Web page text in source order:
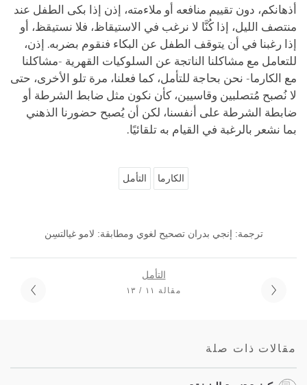
أذهانكم، دون تقييم منافعه أو ملاءمته، إذن إذا بكى الطفل عند
منتصف الليل، إذا كُنَّا لا نرغب في الاستيقاظ، فلا نستيقظ، أو
إذا رغبنا في أن يتوقف الطفل عن البكاء فنقوم بضربه. إذن،
للتعامل مع مشاكلنا الناتجة عن السلوكيات القهرية -مشاكلنا
مع الكارما- نحن بحاجة للتأمل، كما فعلنا، مرة تلو الأخرى، حتى
لا نُصبح مُتصلبين وقاسيين، كأن نكون مثل ضابط الشرطة أو
ضابطة الشرطة على أنفسنا، لكن أن يُصبح حضورنا الذهني
بما نشعر بالرغبة في القيام به تلقائيًا.
الكارما التأمل
ترجمة: إنجي بدران تصحيح لغوي ومطابقة: لامو غيالتسِن
التأمل
مقالة ١١ / ١٣
مقالات ذات صلة